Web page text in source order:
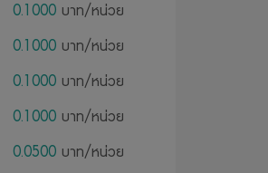
0.1000 บาท/หน่วย
0.1000 บาท/หน่วย
0.1000 บาท/หน่วย
0.1000 บาท/หน่วย
0.0500 บาท/หน่วย